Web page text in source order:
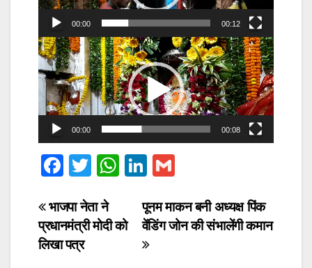
00:00 00:12
Video
Player
00:00 00:08
F
c
e
b
T
tt
er
W
s
Li
k
e
dI
ail
Post
navigation
पूनम माकन बनी अध्यक्ष पिंक
वेंडिंग जोन की संभालेंगी कमान
भाजपा नेता ने
प्रधानमंत्री मोदी को
लिखा पत्र